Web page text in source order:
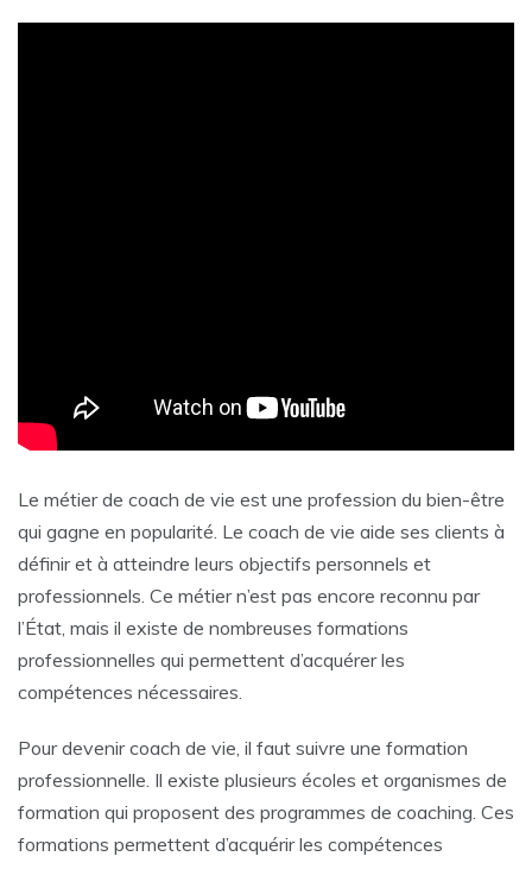
Le métier de coach de vie est une profession du bien-être
qui gagne en popularité. Le coach de vie aide ses clients à
définir et à atteindre leurs objectifs personnels et
professionnels. Ce métier n’est pas encore reconnu par
l’État, mais il existe de nombreuses formations
professionnelles qui permettent d’acquérer les
compétences nécessaires.
Pour devenir coach de vie, il faut suivre une formation
professionnelle. Il existe plusieurs écoles et organismes de
formation qui proposent des programmes de coaching. Ces
formations permettent d’acquérir les compétences